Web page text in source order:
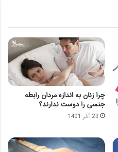
چرا زنان به اندازه مردان رابطه
جنسی را دوست ندارند؟
23 آذر 1401